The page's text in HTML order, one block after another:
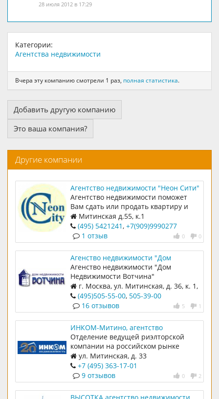
28 июля 2012 в 17:29
Категории:
Агентства недвижимости
Вчера эту компанию смотрели 1 раз, полная статистика.
Добавить другую компанию
Это ваша компания?
Другие компании
Агентство недвижимости "Неон Сити"
Агентство недвижимости поможет
Вам сдать или продать квартиру и
любую другую недвижимость в СЗАО:
Митино, Строгино, Щукино, Тушино,
Покровском-Стрешнево, Красногорске
и т.д.
Митинская д.55, к.1
(495) 5421241, +7(909)9990277
0 0
1 отзыв
Агенство недвижимости "Дом
Недвижимости Вотчина"
Агенство недвижимости "Дом
Недвижимости Вотчина"
г. Москва, ул. Митинская, д. 36, к. 1,
ТЦ Ковчег офис 419.
(495)505-55-00, 505-39-00
5 1
16 отзывов
ИНКОМ-Митино, агентство
недвижимости
Отделение ведущей риэлторской
компании на российском рынке
ул. Митинская, д. 33
+7 (495) 363-17-01
0 2
9 отзывов
ВЫСОТКА агентство недвижимости